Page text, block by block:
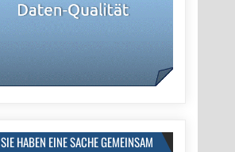
SIE HABEN EINE SACHE GEMEINSAM